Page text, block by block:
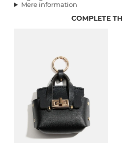
Mere information
COMPLETE